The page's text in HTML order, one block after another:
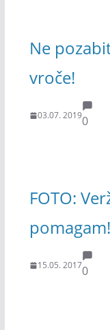
Ne
vroče!
03.07. 20190
FOTO:
15.05. 20170